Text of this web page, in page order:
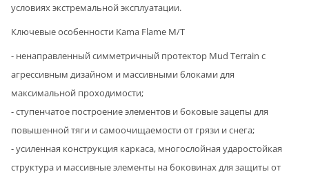
условиях экстремальной эксплуатации.
Ключевые особенности Kama Flame M/T
- ненаправленный симметричный протектор Mud Terrain с
агрессивным дизайном и массивными блоками для
максимальной проходимости;
- ступенчатое построение элементов и боковые зацепы для
повышенной тяги и самоочищаемости от грязи и снега;
- усиленная конструкция каркаса, многослойная ударостойкая
структура и массивные элементы на боковинах для защиты от